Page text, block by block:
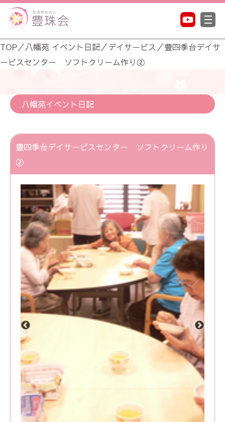
TOP／八幡苑 イベント日記／デイサービス ／豊四季台デイサ
ービスセンター ソフトクリーム作り②
八幡苑イベント日記
豊四季台デイサービスセンター ソフトクリーム作り
②